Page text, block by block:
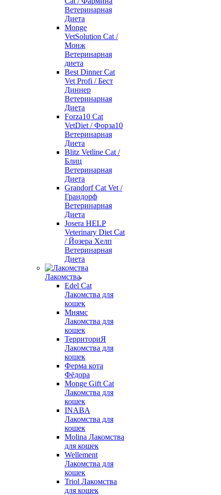
Ветеринарная
Диета
Monge
VetSolution Cat /
Монж
Ветеринарная
диета
Best Dinner Cat
Vet Profi / Бест
Диннер
Ветеринарная
Диета
Forza10 Cat
VetDiet / Форза10
Ветеринарная
Диета
Blitz Vetline Cat /
Блиц
Ветеринарная
Диета
Grandorf Cat Vet /
Грандорф
Ветеринарная
Диета
Josera HELP
Veterinary Diet Cat
/ Йозера Хелп
Ветеринарная
Диета
Лакомства
Edel Cat
Лакомства для
кошек
Мнямс
Лакомства для
кошек
ТерриториЯ
Лакомства для
кошек
Ферма кота
Фёдора
Monge Gift Cat
Лакомства для
кошек
INABA
Лакомства для
кошек
Molina Лакомства
для кошек
Wellement
Лакомства для
кошек
Triol Лакомства
для кошек